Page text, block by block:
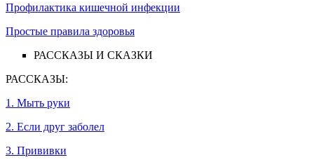
Профилактика кишечной инфекции
Простые правила здоровья
РАССКАЗЫ И СКАЗКИ
РАССКАЗЫ:
1. Мыть руки
2. Если друг заболел
3. Прививки